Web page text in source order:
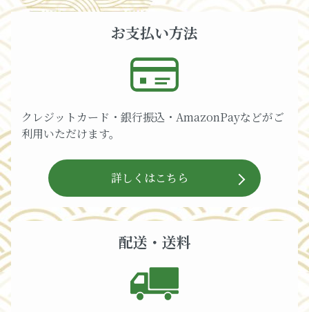
お支払い方法
クレジットカード・銀行振込・AmazonPayなどがご
利用いただけます。
詳しくはこちら
配送・送料